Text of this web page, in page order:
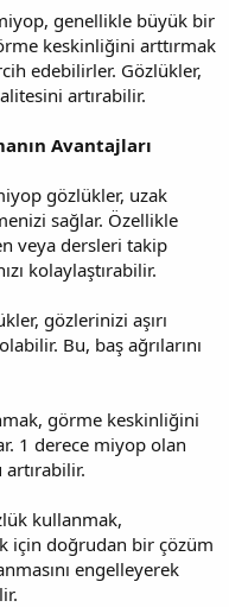
genellikle büyük bir
keskinliğini arttırmak
edebilirler. Gözlükler,
artırabilir.
Avantajları
gözlükler, uzak
sağlar. Özellikle
veya dersleri takip
kolaylaştırabilir.
gözlerinizi aşırı
Bu, baş ağrılarını
görme keskinliğini
1 derece miyop olan
kullanmak,
için doğrudan bir çözüm
engelleyerek